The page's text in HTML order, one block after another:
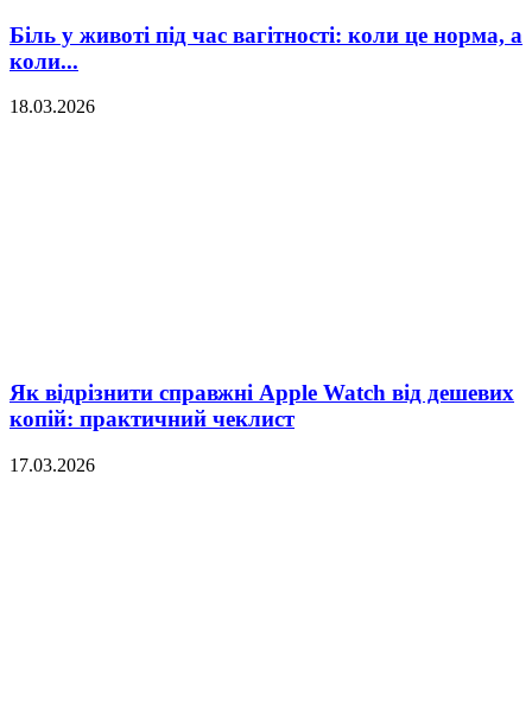
Біль у животі під час вагітності: коли це норма, а
коли...
18.03.2026
Як відрізнити справжні Apple Watch від дешевих
копій: практичний чеклист
17.03.2026